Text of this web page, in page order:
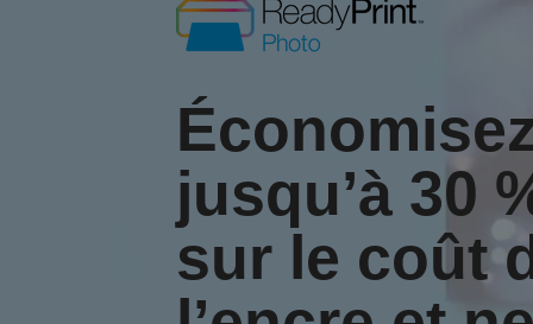
jusqu’à 30
sur le coût